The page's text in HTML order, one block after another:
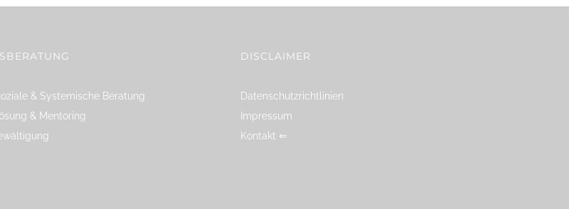
& Systemische Beratung
& Mentoring
DISCLAIMER
Datenschutzrichtlinien
Impressum
Kontakt ⇐